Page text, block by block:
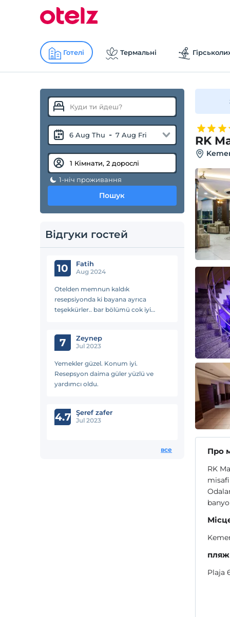
Готелі Термальні
6 Aug Thu - 7 Aug Fri
1-ніч проживання
Пошук
Відгуки гостей
10 Fatih
Aug 2024
Otelden memnun kaldık
resepsiyonda ki bayana ayrıca
teşekkürler.. bar bölümü cok iyi
biz çok memnun kaldık
7 Zeynep
Jul 2023
Yemekler güzel. Konum iyi.
Resepsyon daima güler yüzlü ve
yardımcı oldu.
4.7 Şeref zafer
Jul 2023
все
RK
Про
RK
пляж
Plaja